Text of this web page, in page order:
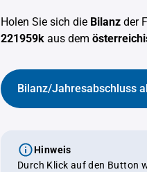
Holen Sie sich die Bilanz der
221959k aus dem
Bilanz/Jahresabschluss
Hinweis
Durch Klick auf den Button